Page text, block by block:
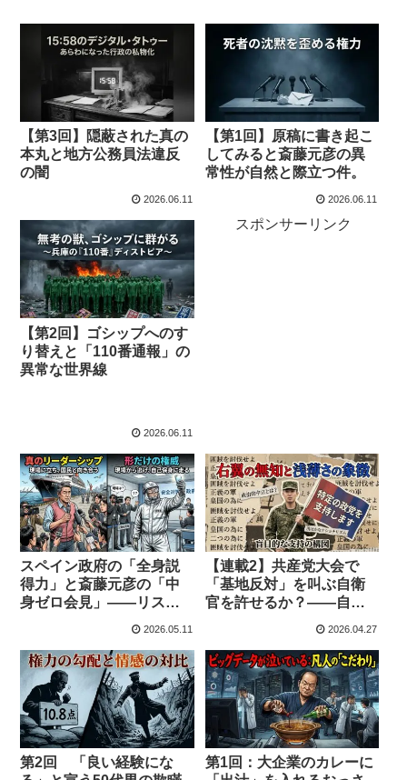
【第3回】隠蔽された真の
本丸と地方公務員法違反
の闇
2026.06.11
【第1回】原稿に書き起こ
してみると斎藤元彦の異
常性が自然と際立つ件。
2026.06.11
【第2回】ゴシップへのす
り替えと「110番通報」の
異常な世界線
2026.06.11
スポンサーリンク
スペイン政府の「全身説
得力」と斎藤元彦の「中
身ゼロ会見」——リスク
方自治の腐敗構造
2026.05.11
【連載2】共産党大会で
「基地反対」を叫ぶ自衛
官を許せるか？——自民
2026.04.27
第2回 「良い経験にな
第1回：大企業のカレーに